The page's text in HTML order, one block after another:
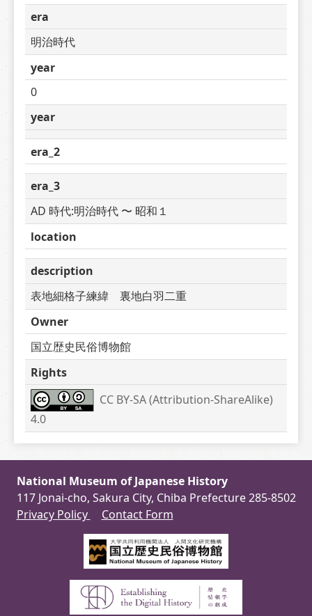
era
明治時代
year
0
year
era_2
era_3
AD 時代:明治時代 〜 昭和１
location
description
表地細格子練緯　裏地白羽二重
Owner
国立歴史民俗博物館
Rights
CC BY-SA (Attribution-ShareAlike)
4.0
National Museum of Japanese History
117 Jonai-cho, Sakura City, Chiba Prefecture 285-8502
Privacy Policy
Contact Form